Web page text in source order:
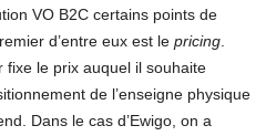
VO B2C certains points de
d’entre eux est le pricing
fixe le prix auquel il souhaite
de l’enseigne physique
Dans le cas d’Ewigo, on a